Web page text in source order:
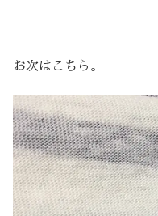
お次はこちら。